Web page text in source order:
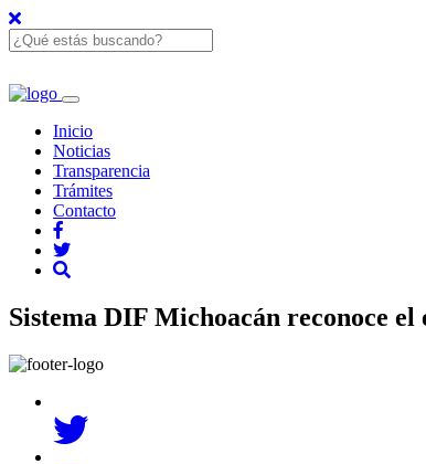
Inicio
Noticias
Transparencia
Trámites
Contacto
Sistema DIF Michoacán reconoce